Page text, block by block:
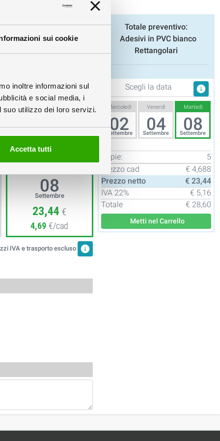
sui cookie
inoltre informazioni sul
e social media, i
suo utilizzo dei loro servizi.
Accetta tutti
info
info
info
info
Martedì
08
Settembre
23,44 €
4,69 €/cad
IVA e trasporto escluso info
Totale preventivo:
Adesivi in PVC bianco
Rettangolari
Scegli la data info
Mercoledì
02
Settembre
Venerdì
04
Settembre
Martedì
08
Settembre
Copie:
5
Prezzo cad
€ 4,688
Prezzo netto
€ 23,44
IVA 22%
€ 5,16
Totale
€ 28,60
Metti nel Carrello